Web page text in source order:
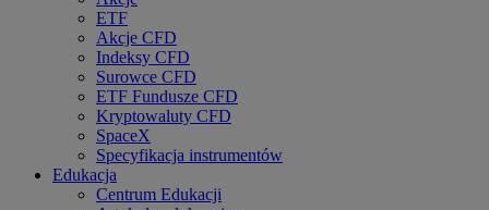
ETF
Akcje CFD
Indeksy CFD
Surowce CFD
ETF Fundusze CFD
Kryptowaluty CFD
SpaceX
Specyfikacja instrumentów
Edukacja
Centrum Edukacji